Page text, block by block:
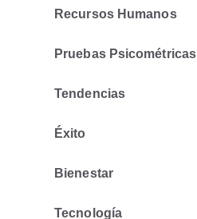
Recursos Humanos
Pruebas Psicométricas
Tendencias
Éxito
Bienestar
Tecnología